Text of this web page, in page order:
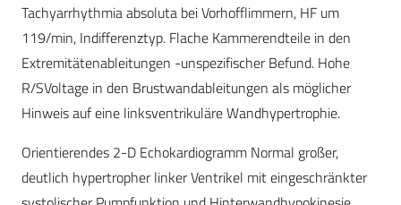
Tachyarrhythmia absoluta bei Vorhofflimmern, HF um
119/min, Indifferenztyp. Flache Kammerendteile in den
Extremitätenableitungen -unspezifischer Befund. Hohe
R/SVoltage in den Brustwandableitungen als möglicher
Hinweis auf eine linksventrikuläre Wandhypertrophie.
Orientierendes 2-D Echokardiogramm Normal großer,
deutlich hypertropher linker Ventrikel mit eingeschränkter